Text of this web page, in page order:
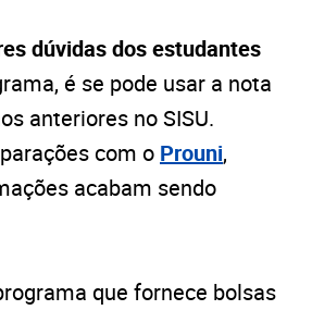
dúvidas dos estudantes
é se pode usar a nota
anteriores no SISU.
com o Prouni,
acabam sendo
que fornece bolsas